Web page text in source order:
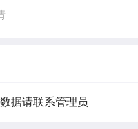
据请联系管理员